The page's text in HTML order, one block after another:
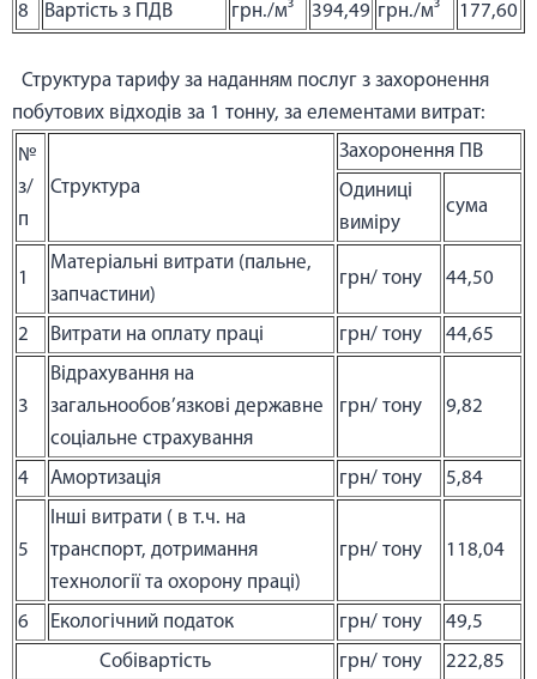
8 Вартість з ПДВ грн./м³ 394,49 грн./м³ 177,60
Структура тарифу за наданням послуг з захоронення
побутових відходів за 1 тонну, за елементами витрат:
№
з/
п
Структура
Захоронення ПВ
Одиниці
виміру
сума
1
Матеріальні витрати (пальне,
запчастини)
грн/ тону 44,50
2 Витрати на оплату праці грн/ тону 44,65
3
Відрахування на
загальнообов’язкові державне
соціальне страхування
грн/ тону 9,82
4 Амортизація грн/ тону 5,84
5
Інші витрати ( в т.ч. на
транспорт, дотримання
технології та охорону праці)
грн/ тону 118,04
6 Екологічний податок грн/ тону
49,5
Собівартість
грн/ тону
222,85